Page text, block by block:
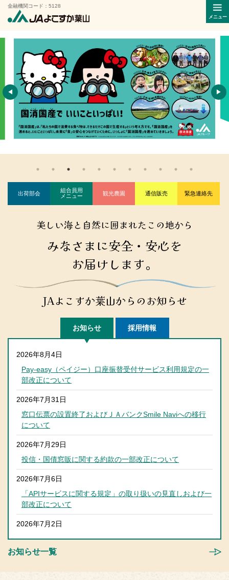
金融機関コード：5128
メニュー
◀ ▶
出荷部会
組合員用
メニュー
観光農園 通信販売 緊急連絡先
美しい海と自然に囲まれたこの地から
みなさまに安全・安心を
お届けします。
JAよこすか葉山からのお知らせ
お知らせ 採用情報
2026年8月4日
Pay-easy（ペイジー）口座振替受付サービス利用規定の一
部改正について
2026年7月31日
窓口伝票の設置終了およびＪＡバンクSmile Naviへの移行
について
2026年7月29日
投信・国債窓販に関する約款の一部改正について
2026年7月6日
「APIサービスに関する規定」の取り扱いの見直しおよび一
部改正について
2026年7月2日
第３２回通常総代会資料の訂正について
2026年7月1日
お知らせ一覧